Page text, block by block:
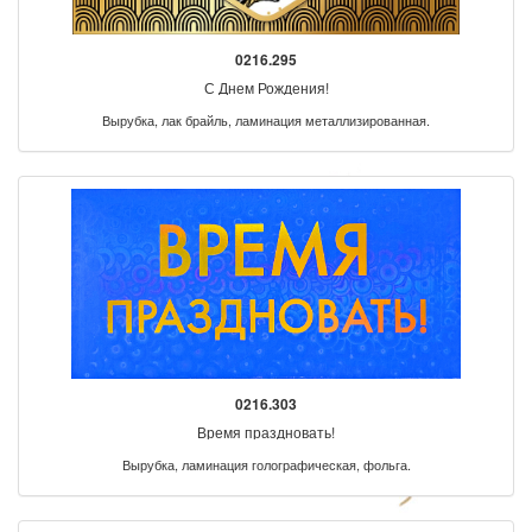
0216.295
С Днем Рождения!
Вырубка, лак брайль, ламинация металлизированная.
0216.303
Время праздновать!
Вырубка, ламинация голографическая, фольга.